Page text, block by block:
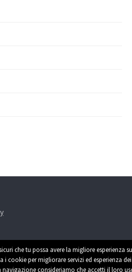
che tu possa avere la migliore esperienza
cookie per migliorare servizi ed esperienza dei
navigazione consideriamo che accetti il loro